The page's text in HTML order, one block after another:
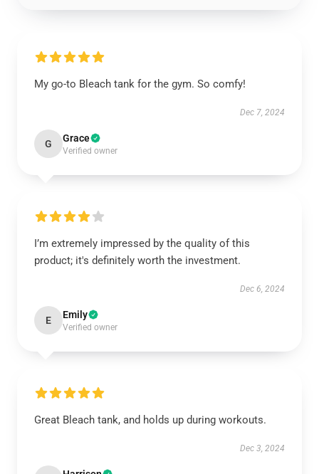
My go-to Bleach tank for the gym. So comfy!
Dec 7, 2024
G Grace
Verified owner
I’m extremely impressed by the quality of this
product; it's definitely worth the investment.
Dec 6, 2024
E Emily
Verified owner
Great Bleach tank, and holds up during workouts.
Dec 3, 2024